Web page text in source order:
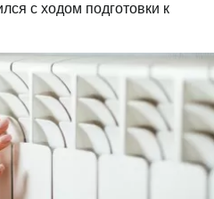
с ходом подготовки к